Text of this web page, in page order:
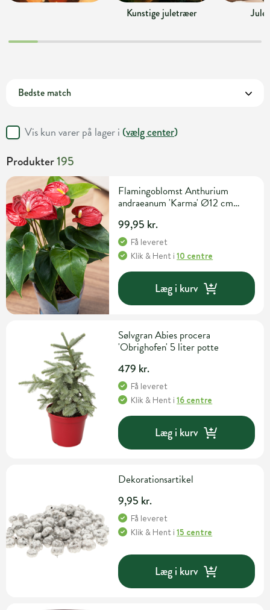
Kunstige juletræer
Vis kun varer på lager i (vælg center)
Produkter195
Flamingoblomst Anthurium
andraeanum 'Karma' Ø12 cm
99,95 kr.
Få leveret
Klik & Hent i10 centre
Læg i kurv
Sølvgran Abies procera
'Obrighofen' 5 liter potte
479 kr.
Få leveret
Klik & Hent i16 centre
Læg i kurv
Dekorationsartikel
9,95 kr.
Få leveret
Klik & Hent i15 centre
Læg i kurv